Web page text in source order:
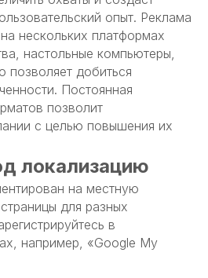
опыт. Реклама
нескольких платформах
настольные компьютеры,
позволяет добиться
Постоянная
позволит
с целью повышения их
локализацию
на местную
для разных
в
например, «Google My
продвижение
Создание сайтов